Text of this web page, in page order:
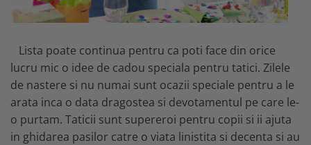
Lista poate continua pentru ca poti face din orice
lucru mic o idee de cadou speciala pentru tatici. Zilele
de nastere si nu numai sunt ocazii speciale pentru a le
arata inca o data dragostea si devotamentul pe care le-
o purtam. Taticii sunt supereroi pentru copii si ii ajuta
in ghidarea pasilor catre o viata linistita si decenta si au